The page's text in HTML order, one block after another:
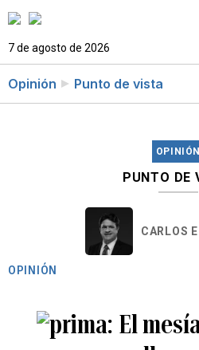
7 de agosto de 2026
Opinión Punto de vista
OPINIÓN
PUNTO DE
CARLOS
OPINIÓN
El